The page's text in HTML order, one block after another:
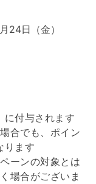
24日（金）
付与されます
合でも、ポイン
ります
ーンの対象とは
場合がございま